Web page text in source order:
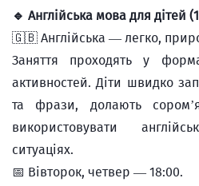
🔹 Англійська мова для дітей
🇬🇧 Англійська — легко,
Заняття проходять у
активностей. Діти швидко
та фрази, долають
використовувати
ситуаціях.
📅 Вівторок, четвер — 18:00.